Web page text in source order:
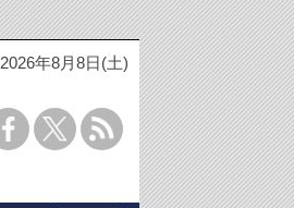
2026年8月8日(土)